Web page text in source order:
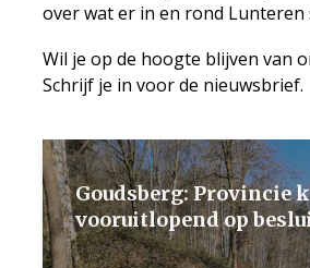
over wat er in en rond Lunteren
Wil je op de hoogte blijven van
Schrijf je in voor de nieuwsbrief.
Goudsberg: Provincie
vooruitlopend op